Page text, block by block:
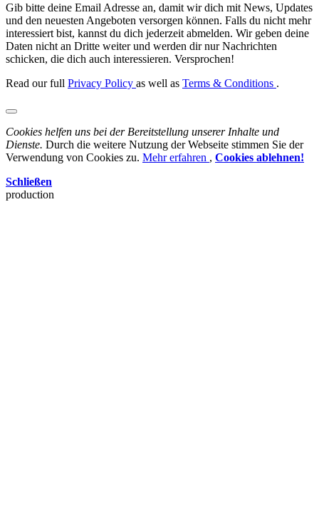
Gib bitte deine Email Adresse an, damit wir dich mit News, Updates
und den neuesten Angeboten versorgen können. Falls du nicht mehr
interessiert bist, kannst du dich jederzeit abmelden. Wir geben deine
Daten nicht an Dritte weiter und werden dir nur Nachrichten
schicken, die dich auch interessieren. Versprochen!
Read our full Privacy Policy as well as Terms & Conditions .
Cookies helfen uns bei der Bereitstellung unserer Inhalte und
Dienste. Durch die weitere Nutzung der Webseite stimmen Sie der
Verwendung von Cookies zu. Mehr erfahren , Cookies ablehnen!
Schließen
production